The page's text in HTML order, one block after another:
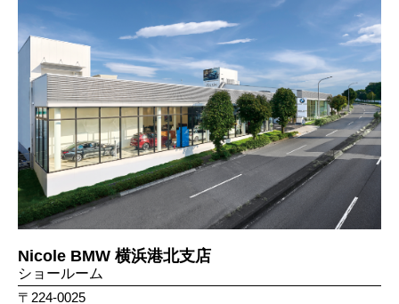
Nicole BMW 横浜港北支店
ショールーム
〒224-0025